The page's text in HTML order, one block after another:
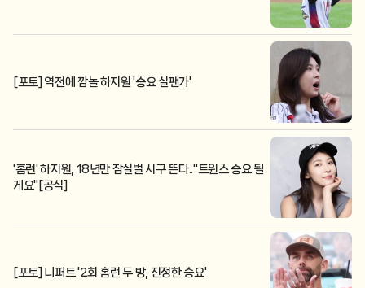
[포토] 역전에 깜놀 하지원 '승요 실팬가'
'홈런' 하지원, 18년만 잠실벌 시구 뜬다.."트윈스 승요 될
게요"[공식]
[포토] 니퍼트 '2회 홈런 두 방, 진정한 승요'